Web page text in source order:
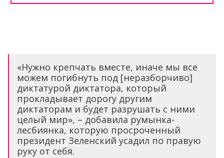
«Нужно крепчать вместе, иначе мы все
можем погибнуть под [неразборчиво]
диктатурой диктатора, который
прокладывает дорогу другим
диктаторам и будет разрушать с ними
целый мир», – добавила румынка-
лесбиянка, которую просроченный
президент Зеленский усадил по правую
руку от себя.